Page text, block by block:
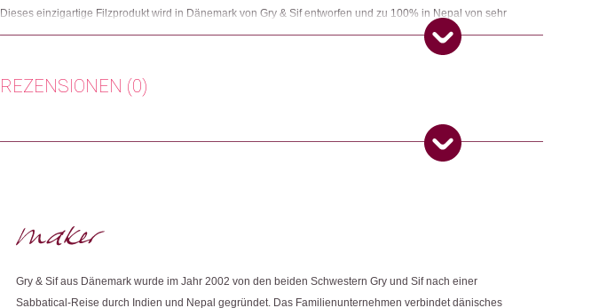
Dieses einzigartige Filzprodukt wird in Dänemark von Gry & Sif entworfen und zu 100% in Nepal von sehr
erfahrenen nepalesischen Frauen handgefertigt. Gry & Sif ist ein Fair-Trade-zertifiziertes Unternehmen.
Artikelnummer: 107451.09
Dieses Produkt weiterempfehlen:
REZENSIONEN (0)
Gry & Sif aus Dänemark wurde im Jahr 2002 von den beiden Schwestern Gry und Sif nach einer
Sabbatical-Reise durch Indien und Nepal gegründet. Das Familienunternehmen verbindet dänisches